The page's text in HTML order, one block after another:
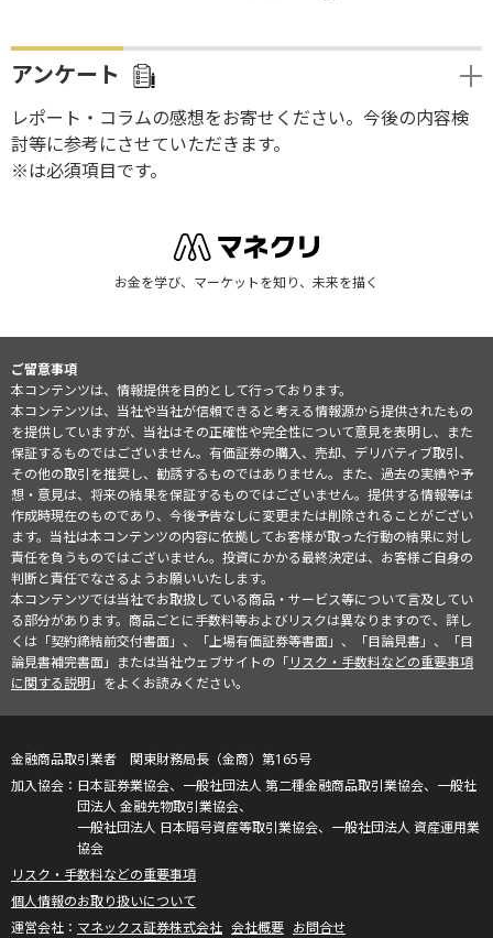
アンケート
レポート・コラムの感想をお寄せください。今後の内容検
討等に参考にさせていただきます。
※は必須項目です。
お金を学び、マーケットを知り、未来を描く
ご留意事項
本コンテンツは、情報提供を目的として行っております。
本コンテンツは、当社や当社が信頼できると考える情報源から提供されたもの
を提供していますが、当社はその正確性や完全性について意見を表明し、また
保証するものではございません。有価証券の購入、売却、デリバティブ取引、
その他の取引を推奨し、勧誘するものではありません。また、過去の実績や予
想・意見は、将来の結果を保証するものではございません。提供する情報等は
作成時現在のものであり、今後予告なしに変更または削除されることがござい
ます。当社は本コンテンツの内容に依拠してお客様が取った行動の結果に対し
責任を負うものではございません。投資にかかる最終決定は、お客様ご自身の
判断と責任でなさるようお願いいたします。
本コンテンツでは当社でお取扱している商品・サービス等について言及してい
る部分があります。商品ごとに手数料等およびリスクは異なりますので、詳し
くは「契約締結前交付書面」、「上場有価証券等書面」、「目論見書」、「目
論見書補完書面」または当社ウェブサイトの「リスク・手数料などの重要事項
に関する説明」をよくお読みください。
金融商品取引業者 関東財務局長（金商）第165号
日本証券業協会、一般社団法人 第二種金融商品取引業協会、一般社
団法人 金融先物取引業協会、
一般社団法人 日本暗号資産等取引業協会、一般社団法人 資産運用業
協会
リスク・手数料などの重要事項
個人情報のお取り扱いについて
マネックス証券株式会社 会社概要 お問合せ